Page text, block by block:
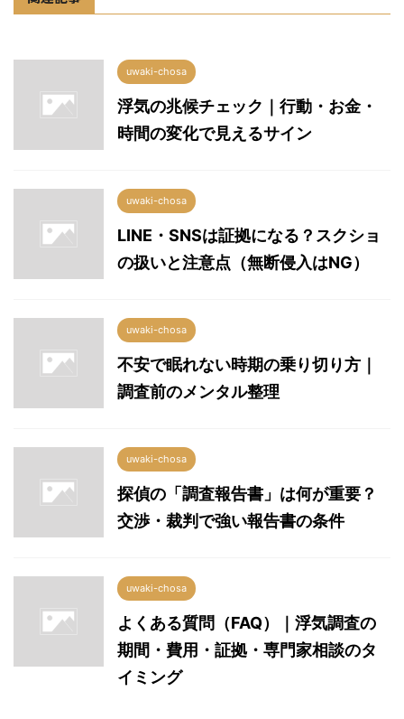
uwaki-chosa
浮気の兆候チェック｜行動・お金・
時間の変化で見えるサイン
uwaki-chosa
LINE・SNSは証拠になる？スクショ
の扱いと注意点（無断侵入はNG）
uwaki-chosa
不安で眠れない時期の乗り切り方｜
調査前のメンタル整理
uwaki-chosa
探偵の「調査報告書」は何が重要？
交渉・裁判で強い報告書の条件
uwaki-chosa
よくある質問（FAQ）｜浮気調査の
期間・費用・証拠・専門家相談のタ
イミング